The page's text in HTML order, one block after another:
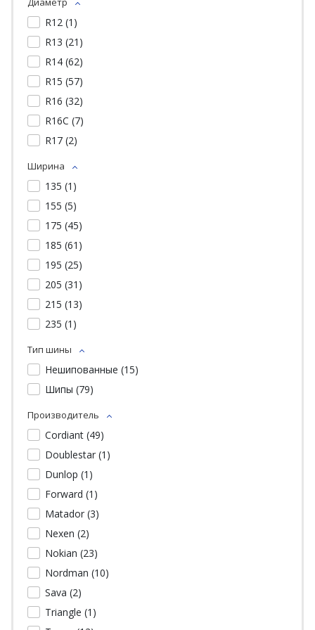
R12 (1 )
R13 (21 )
R14 (62)
R15 (57)
R16 (32)
R16C (7)
R17 (2)
Ширина
135 (1 )
155 (5)
175 (45)
185 (61 )
195 (25)
205 (31 )
215 (13)
235 (1 )
Тип шины
Нешипованные (15)
Шипы (79)
Производитель
Cordiant (49)
Doublestar (1 )
Dunlop (1 )
Forward (1 )
Matador (3)
Nexen (2)
Nokian (23)
Nordman (10)
Sava (2)
Triangle (1 )